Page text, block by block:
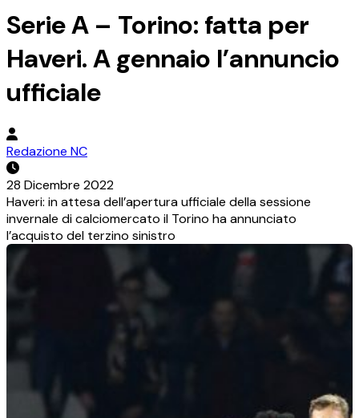
Serie A – Torino: fatta per
Haveri. A gennaio l’annuncio
ufficiale
Redazione NC
28 Dicembre 2022
Haveri: in attesa dell’apertura ufficiale della sessione
invernale di calciomercato il Torino ha annunciato
l’acquisto del terzino sinistro